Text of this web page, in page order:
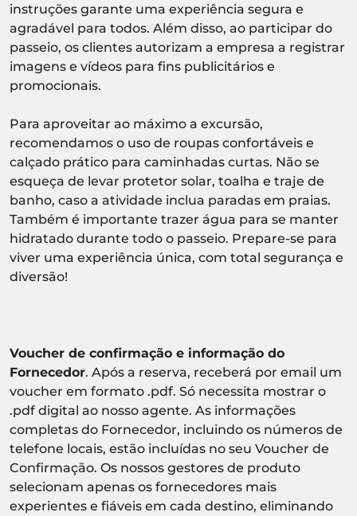
instruções garante uma experiência segura e
agradável para todos. Além disso, ao participar do
passeio, os clientes autorizam a empresa a registrar
imagens e vídeos para fins publicitários e
promocionais.
Para aproveitar ao máximo a excursão,
recomendamos o uso de roupas confortáveis e
calçado prático para caminhadas curtas. Não se
esqueça de levar protetor solar, toalha e traje de
banho, caso a atividade inclua paradas em praias.
Também é importante trazer água para se manter
hidratado durante todo o passeio. Prepare-se para
viver uma experiência única, com total segurança e
diversão!
Voucher de confirmação e informação do
Fornecedor. Após a reserva, receberá por email um
voucher em formato .pdf. Só necessita mostrar o
.pdf digital ao nosso agente. As informações
completas do Fornecedor, incluindo os números de
telefone locais, estão incluídas no seu Voucher de
Confirmação. Os nossos gestores de produto
selecionam apenas os fornecedores mais
experientes e fiáveis em cada destino, eliminando